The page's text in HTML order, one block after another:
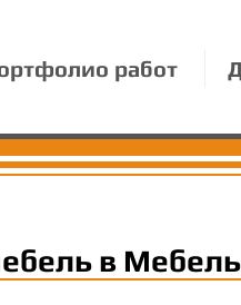
работ
в